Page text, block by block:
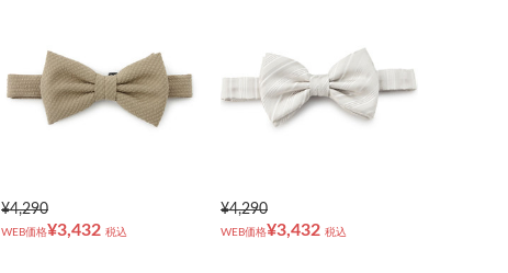
¥4,290
WEB価格¥3,432 税込
¥4,290
WEB価格¥3,432 税込